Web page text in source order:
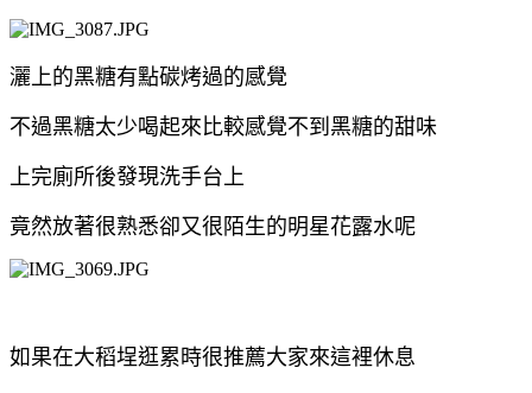
灑上的黑糖有點碳烤過的感覺
不過黑糖太少喝起來比較感覺不到黑糖的甜味
上完廁所後發現洗手台上
竟然放著很熟悉卻又很陌生的明星花露水呢
如果在大稻埕逛累時很推薦大家來這裡休息